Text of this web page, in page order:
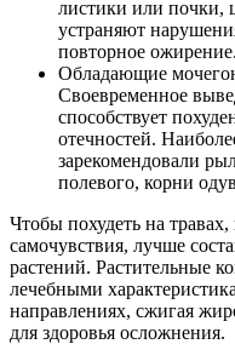
листики или почки,
устраняют
повторное ожирение.
Обладающие
Своевременное
способствует
отечностей.
зарекомендовали
полевого, корни
Чтобы похудеть на
самочувствия, лучше
растений. Растительные
лечебными
направлениях, сжигая
для здоровья осложнения.